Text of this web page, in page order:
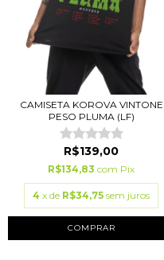
CAMISETA KOROVA VINTONE
PESO PLUMA (LF)
R$139,00
R$134,83 com Pix
4 x de R$34,75 sem juros
COMPRAR